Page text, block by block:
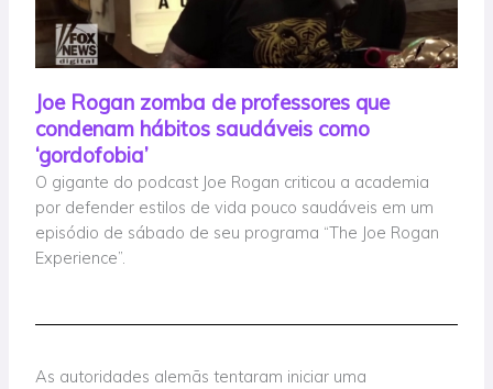
Joe Rogan zomba de professores que
condenam hábitos saudáveis como
‘gordofobia’
O gigante do podcast Joe Rogan criticou a academia
por defender estilos de vida pouco saudáveis em um
episódio de sábado de seu programa “The Joe Rogan
Experience”.
As autoridades alemãs tentaram iniciar uma